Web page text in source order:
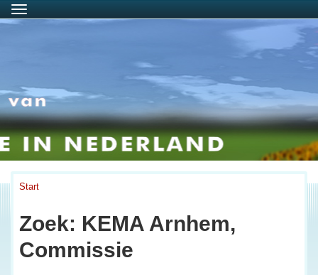
Menu
Start
Zoek: KEMA Arnhem,
Commissie